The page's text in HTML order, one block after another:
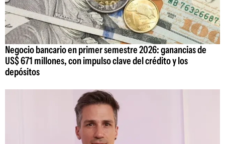
Negocio bancario en primer semestre 2026: ganancias de
US$ 671 millones, con impulso clave del crédito y los
depósitos